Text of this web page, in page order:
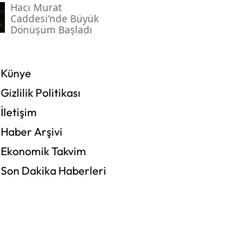
Hacı Murat
Caddesi’nde Büyük
Dönüşüm Başladı
Künye
Gizlilik Politikası
İletişim
Haber Arşivi
Ekonomik Takvim
Son Dakika Haberleri